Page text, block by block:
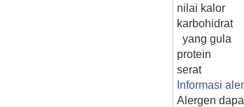
nilai kalor
karbohidrat
yang gula
protein
serat
Informasi
Alergen